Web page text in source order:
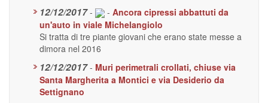
12/12/2017 - - Ancora cipressi abbattuti da
un'auto in viale Michelangiolo
Si tratta di tre piante giovani che erano state messe a
dimora nel 2016
12/12/2017 - Muri perimetrali crollati, chiuse via
Santa Margherita a Montici e via Desiderio da
Settignano